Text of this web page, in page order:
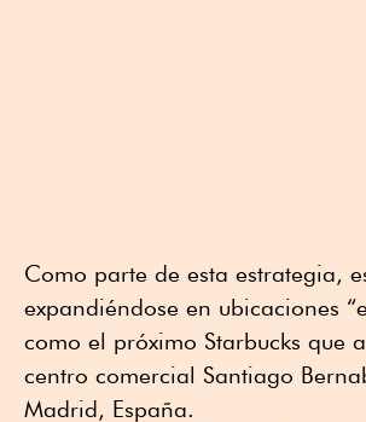
Como parte de esta estrategia,
expandiéndose en ubicaciones
como el próximo Starbucks que
centro comercial Santiago
Madrid, España.